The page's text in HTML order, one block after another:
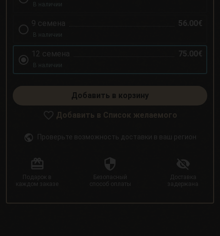
В наличии
9 семена 56.00€
В наличии
12 семена 75.00€
В наличии
Добавить в корзину
Добавить в Список желаемого
Проверьте возможность доставки в ваш регион
Подарок в
каждом заказе
Безопасный
способ оплаты
Доставка
задержана